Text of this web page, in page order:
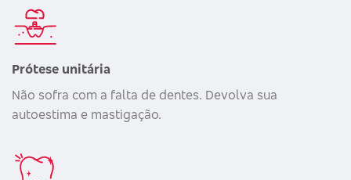
Prótese unitária
Não sofra com a falta de dentes. Devolva sua
autoestima e mastigação.